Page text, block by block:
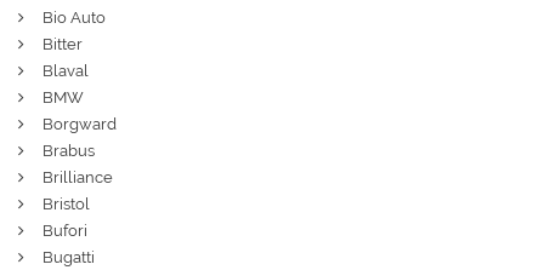
Bio Auto
Bitter
Blaval
BMW
Borgward
Brabus
Brilliance
Bristol
Bufori
Bugatti